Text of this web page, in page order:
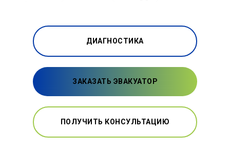
ДИАГНОСТИКА
ЗАКАЗАТЬ ЭВАКУАТОР
ПОЛУЧИТЬ КОНСУЛЬТАЦИЮ